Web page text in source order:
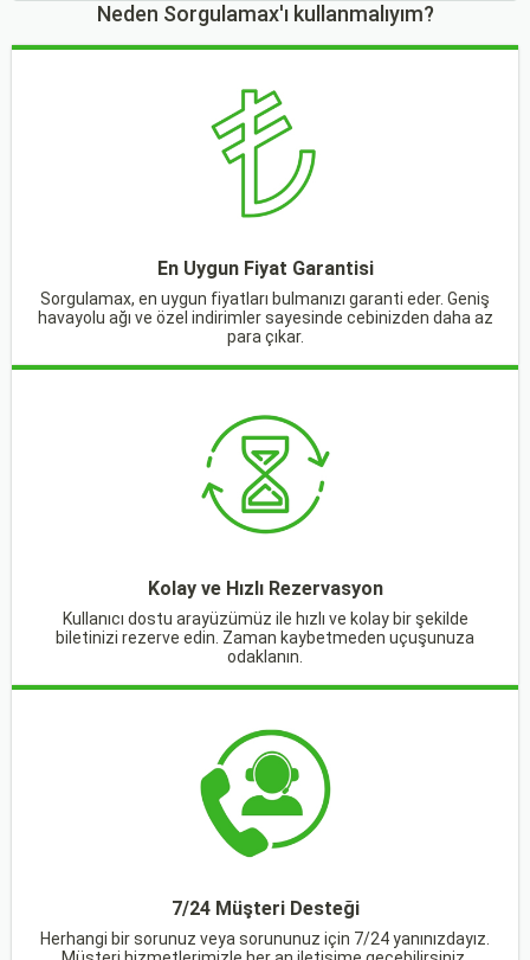
Neden Sorgulamax'ı kullanmalıyım?
En Uygun Fiyat Garantisi
Sorgulamax, en uygun fiyatları bulmanızı garanti eder. Geniş
havayolu ağı ve özel indirimler sayesinde cebinizden daha az
para çıkar.
Kolay ve Hızlı Rezervasyon
Kullanıcı dostu arayüzümüz ile hızlı ve kolay bir şekilde
biletinizi rezerve edin. Zaman kaybetmeden uçuşunuza
odaklanın.
7/24 Müşteri Desteği
Herhangi bir sorunuz veya sorununuz için 7/24 yanınızdayız.